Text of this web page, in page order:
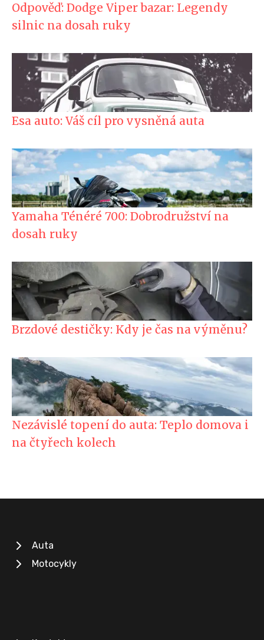
Odpověď: Dodge Viper bazar: Legendy
silnic na dosah ruky
Esa auto: Váš cíl pro vysněná auta
Yamaha Ténéré 700: Dobrodružství na
dosah ruky
Brzdové destičky: Kdy je čas na výměnu?
Nezávislé topení do auta: Teplo domova i
na čtyřech kolech
Auta
Motocykly